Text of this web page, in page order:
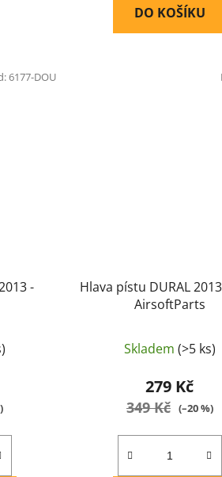
DO KOŠÍKU
-
6177-DOU
Hlava pístu DURAL
AirsoftParts
Skladem (>5 ks)
279 Kč
349 Kč (–20 %)